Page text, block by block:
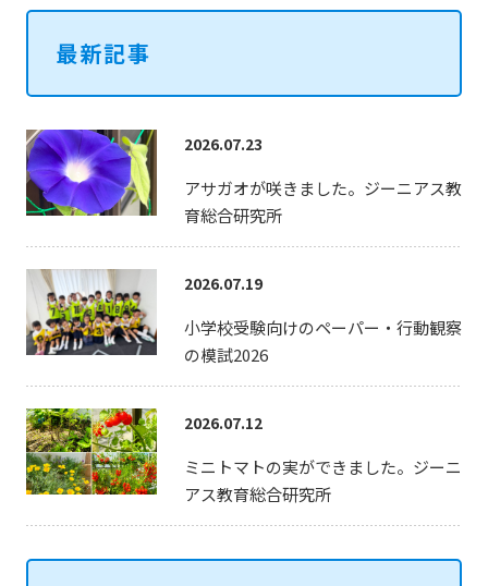
最新記事
2026.07.23
アサガオが咲きました。ジーニアス教
育総合研究所
2026.07.19
小学校受験向けのペーパー・行動観察
の模試2026
2026.07.12
ミニトマトの実ができました。ジーニ
アス教育総合研究所